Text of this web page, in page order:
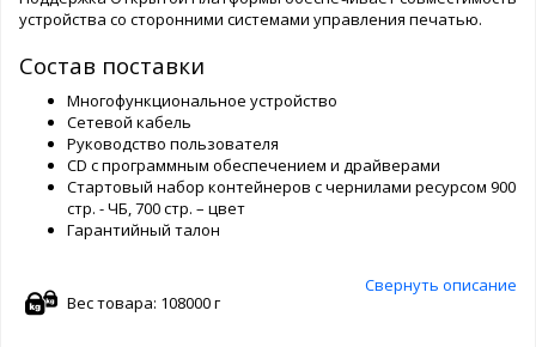
устройства со сторонними системами управления печатью.
Состав поставки
Многофункциональное устройство
Сетевой кабель
Руководство пользователя
CD с программным обеспечением и драйверами
Стартовый набор контейнеров с чернилами ресурсом 900
стр. - ЧБ, 700 стр. – цвет
Гарантийный талон
Свернуть описание
Вес товара: 108000 г